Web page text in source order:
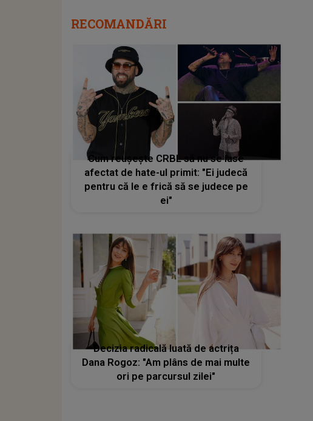
RECOMANDĂRI
Cum reușește CRBL să nu se lase
afectat de hate-ul primit: "Ei judecă
pentru că le e frică să se judece pe
ei"
Decizia radicală luată de actrița
Dana Rogoz: "Am plâns de mai multe
ori pe parcursul zilei"